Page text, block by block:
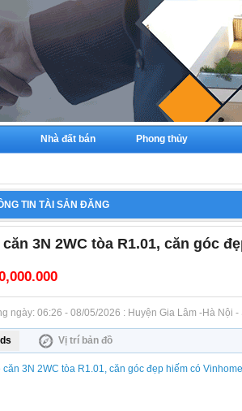
Nhà đất bán Phong thủy
TIN TÀI SẢN ĐĂNG
3N 2WC tòa R1.01, căn góc
ngày: 06:26 - 08/05/2026 : Huyện Gia Lâm -Hà Nội
Vị trí bản đồ